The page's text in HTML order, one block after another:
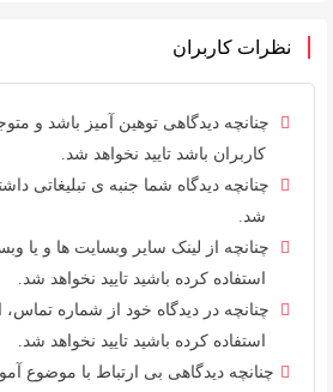
نظرات کاربران
چنانچه دیدگاهی توهین آمیز باشد و
کاربران باشد تایید نخواهد شد.
چنانچه دیدگاه شما جنبه ی تبلیغاتی
شد.
چنانچه از لینک سایر وبسایت ها و یا
استفاده کرده باشید تایید نخواهد شد.
چنانچه در دیدگاه خود از شماره تماس،
استفاده کرده باشید تایید نخواهد شد.
چنانچه دیدگاهی بی ارتباط با موضوع